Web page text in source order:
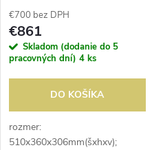
€700 bez DPH
€861
Skladom (dodanie do 5
pracovných dní) 4 ks
DO KOŠÍKA
rozmer:
510x360x306mm(šxhxv);